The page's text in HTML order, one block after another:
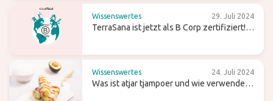
Wissenswertes 29. Juli 2024
TerraSana ist jetzt als B Corp zertifiziert!
Wissenswertes 24. Juli 2024
Was ist atjar tjampoer und wie verwendest